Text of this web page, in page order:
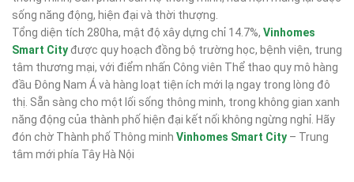
sống năng động, hiện đại và thời thượng.
Tổng diện tích 280ha, mật độ xây dựng chỉ 14.7%, Vinhomes
Smart City được quy hoạch đồng bộ trường học, bệnh viện, trung
tâm thương mại, với điểm nhấn Công viên Thể thao quy mô hàng
đầu Đông Nam Á và hàng loạt tiện ích mới lạ ngay trong lòng đô
thị. Sẵn sàng cho một lối sống thông minh, trong không gian xanh
năng động của thành phố hiện đại kết nối không ngừng nghỉ. Hãy
đón chờ Thành phố Thông minh Vinhomes Smart City – Trung
tâm mới phía Tây Hà Nội